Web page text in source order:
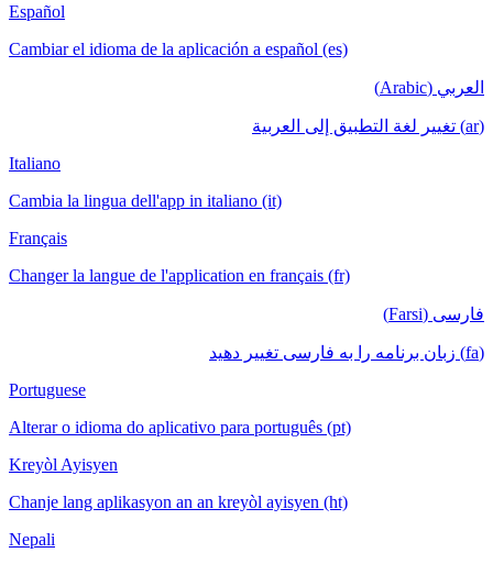
Español
Cambiar el idioma de la aplicación a español (es)
العربي (Arabic)
(ar) تغيير لغة التطبيق إلى العربية
Italiano
Cambia la lingua dell'app in italiano (it)
Français
Changer la langue de l'application en français (fr)
فارسی (Farsi)
(fa) زبان برنامه را به فارسی تغییر دهید
Portuguese
Alterar o idioma do aplicativo para português (pt)
Kreyòl Ayisyen
Chanje lang aplikasyon an an kreyòl ayisyen (ht)
Nepali